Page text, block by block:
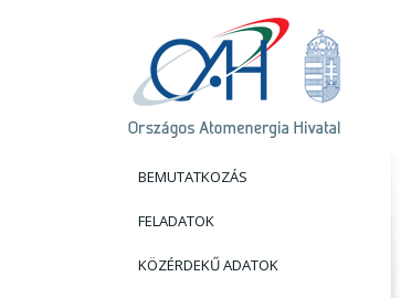
BEMUTATKOZÁS
FELADATOK
KÖZÉRDEKŰ ADATOK